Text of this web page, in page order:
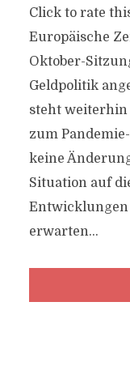
Click to rate
Europäische
Oktober-
Geldpolitik
steht
zum
keine
Situation auf
erwarten...